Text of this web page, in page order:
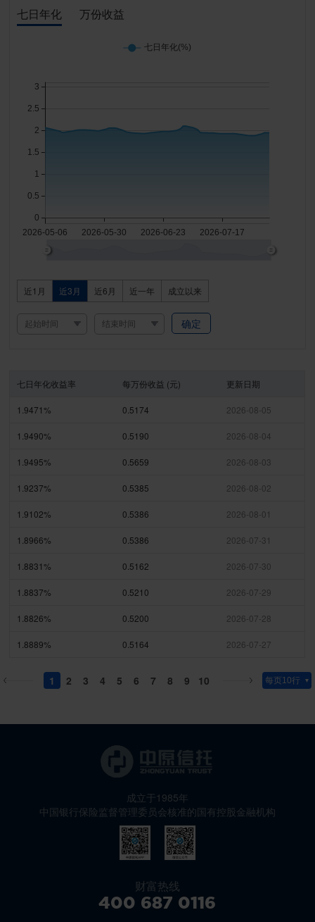
七日年化 万份收益
近1月 近3月 近6月 近一年 成立以来
确定
七日年化收益率 每万份收益 (元) 更新日期
1.9471% 0.5174 2026-08-05
1.9490% 0.5190 2026-08-04
1.9495% 0.5659 2026-08-03
1.9237% 0.5385 2026-08-02
1.9102% 0.5386 2026-08-01
1.8966% 0.5386 2026-07-31
1.8831% 0.5162 2026-07-30
1.8837% 0.5210 2026-07-29
1.8826% 0.5200 2026-07-28
1.8889% 0.5164 2026-07-27
1 2 3 4 5 6 7 8 9 10
成立于1985年
中国银行保险监督管理委员会核准的国有控股金融机构
财富热线
400 687 0116